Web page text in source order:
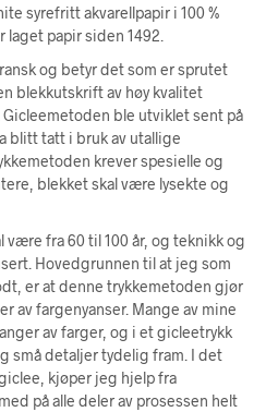
syrefritt akvarellpapir i 100 %
laget papir siden 1492.
og betyr det som er sprutet
blekkutskrift av høy kvalitet
ble utviklet sent på
blitt tatt i bruk av utallige
krever spesielle og
blekket skal være lysekte og
fra 60 til 100 år, og teknikk og
Hovedgrunnen til at jeg som
er at denne trykkemetoden gjør
av fargenyanser. Mange av mine
av farger, og i et gicleetrykk
små detaljer tydelig fram. I det
kjøper jeg hjelp fra
på alle deler av prosessen helt